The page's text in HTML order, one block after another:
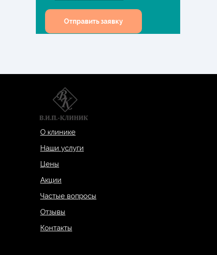
Отправить заявку
О клинике
Отзывы
Цены
Акции
Частые вопросы
Контакты
Наши услуги